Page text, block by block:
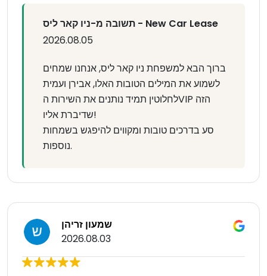
תשובה מ-ניו קאר ליס - New Car Lease
2026.08.05
ברוך הבא למשפחת ניו קאר ליס, אנחנו שמחים
לשמוע את המילים הטובות האלו, אבירן ועמית
לחלוטין תמיד נותנים את השירות הVIP הזה
שדיברת אליו!
סע בדרכים טובות ומקווים להיפגש בשמחות
נוספות.
שמעון זריהן
2026.08.03